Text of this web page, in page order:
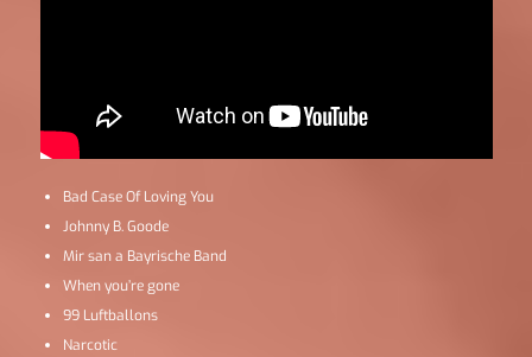
Bad Case Of Loving You
Johnny B. Goode
Mir san a Bayrische Band
When you’re gone
99 Luftballons
Narcotic